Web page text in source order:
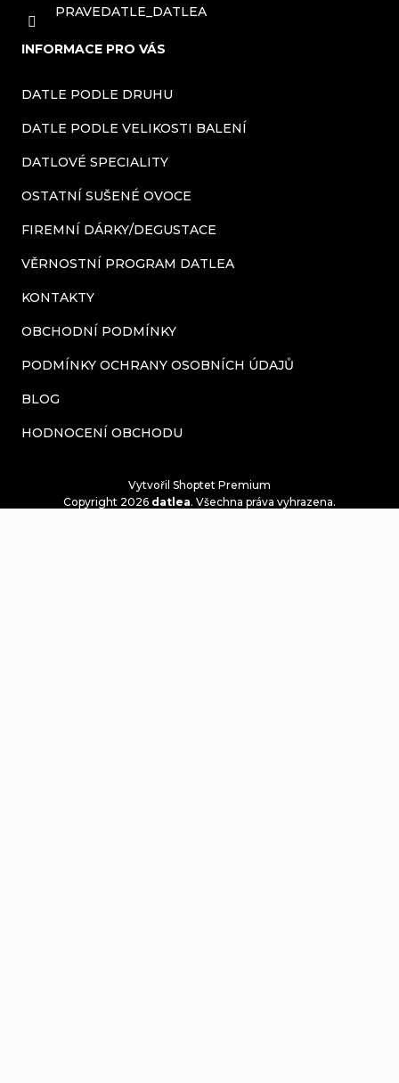
PRAVEDATLE_DATLEA
INFORMACE PRO VÁS
DATLE PODLE DRUHU
DATLE PODLE VELIKOSTI BALENÍ
DATLOVÉ SPECIALITY
OSTATNÍ SUŠENÉ OVOCE
FIREMNÍ DÁRKY/DEGUSTACE
VĚRNOSTNÍ PROGRAM DATLEA
KONTAKTY
OBCHODNÍ PODMÍNKY
PODMÍNKY OCHRANY OSOBNÍCH ÚDAJŮ
BLOG
HODNOCENÍ OBCHODU
Vytvořil Shoptet Premium
Copyright 2026 datlea. Všechna práva vyhrazena.